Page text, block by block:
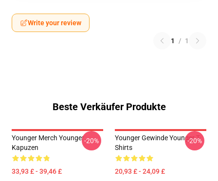
Write your review
1 / 1
Beste Verkäufer Produkte
Younger Merch Younger
Kapuzen
33,93 £ - 39,46 £
-20%
Younger Gewinde Younger T-
Shirts
20,93 £ - 24,09 £
-20%